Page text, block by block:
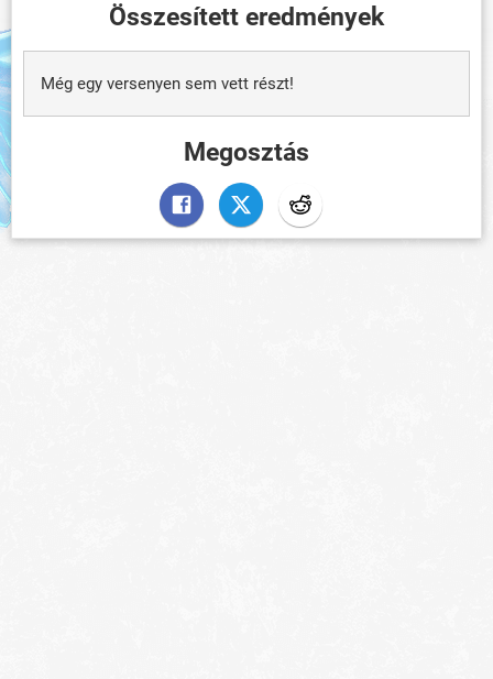
Összesített eredmények
Még egy versenyen sem vett részt!
Megosztás